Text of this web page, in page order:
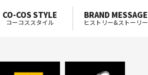
CO-COS STYLE
コーコススタイル
BRAND MESSAGE
ヒストリー&ストーリー